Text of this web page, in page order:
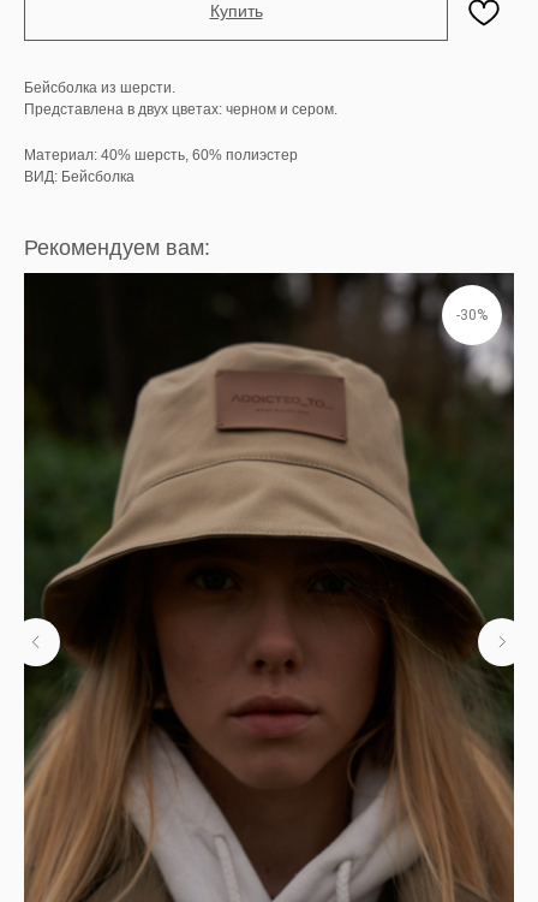
Купить
Бейсболка из шерсти.
Представлена в двух цветах: черном и сером.
Материал: 40% шерсть, 60% полиэстер
ВИД: Бейсболка
Рекомендуем вам:
-30%